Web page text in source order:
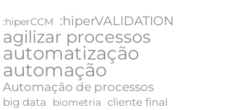
:hiperCCM :hiperVALIDATION
agilizar processos
automatização
automação
Automação de processos
big data biometria cliente final